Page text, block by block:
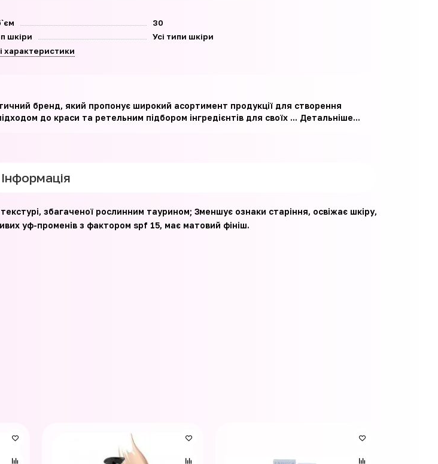
30
шкіри
Усі типи шкіри
характеристики
бренд, який пропонує широкий асортимент продукції для створення
до краси та ретельним підбором інгредієнтів для своїх ... Детальніше...
Iнформація
збагаченої рослинним таурином; Зменшує ознаки старіння, освіжає шкіру,
уф-променів з фактором spf 15, має матовий фініш.